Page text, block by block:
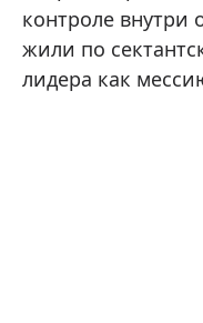
контроле внутри
жили по
лидера как